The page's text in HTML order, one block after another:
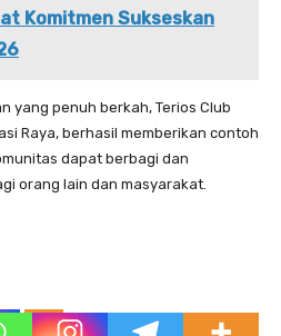
Komitmen Sukseskan
yang penuh berkah, Terios Club
Raya, berhasil memberikan contoh
dapat berbagi dan
orang lain dan masyarakat.